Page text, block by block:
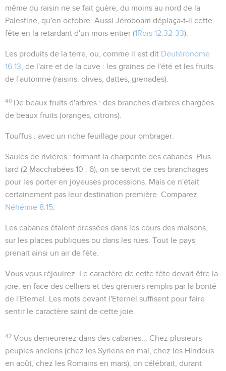
même du raisin ne se fait guère, du moins au nord de la
Palestine, qu'en octobre. Aussi Jéroboam déplaça-t-il cette
fête en la retardant d'un mois entier (1Rois 12.32-33).
Les produits de la terre , ou, comme il est dit Deutéronome
16.13 , de l'aire et de la cuve : les graines de l'été et les fruits
de l'automne (raisins. olives, dattes, grenades).
40 De beaux fruits d'arbres : des branches d'arbres chargées
de beaux fruits (oranges, citrons).
Touffus : avec un riche feuillage pour ombrager.
Saules de rivières : formant la charpente des cabanes. Plus
tard (2 Macchabées 10 : 6), on se servit de ces branchages
pour les porter en joyeuses processions. Mais ce n'était
certainement pas leur destination première. Comparez
Néhémie 8.15
Les cabanes étaient dressées dans les cours des maisons,
sur les places publiques ou dans les rues. Tout le pays
prenait ainsi un air de fête.
Vous vous réjouirez . Le caractère de cette fête devait être la
joie, en face des celliers et des greniers remplis par la bonté
de l'Eternel. Les mots devant l'Eternel suffisent pour faire
sentir le caractère saint de cette joie.
42 Vous demeurerez dans des cabanes...
Chez plusieurs
peuples anciens (chez les Syriens en mai, chez les Hindous
en août, chez les Romains en mars), on célébrait, durant